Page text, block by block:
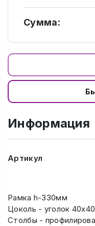
Сумма:
Информация
Артикул
Рамка h-330мм
Цоколь - уголок
Столбы -